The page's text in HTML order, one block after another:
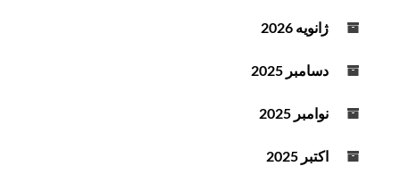
ژانویه 2026
دسامبر 2025
نوامبر 2025
اکتبر 2025